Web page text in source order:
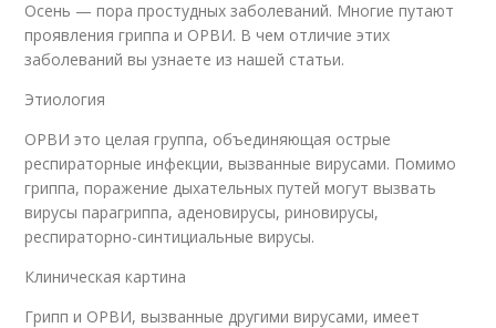
Осень — пора простудных заболеваний. Многие путают
проявления гриппа и ОРВИ. В чем отличие этих
заболеваний вы узнаете из нашей статьи.
Этиология
ОРВИ это целая группа, объединяющая острые
респираторные инфекции, вызванные вирусами. Помимо
гриппа, поражение дыхательных путей могут вызвать
вирусы парагриппа, аденовирусы, риновирусы,
респираторно-синтициальные вирусы.
Клиническая картина
Грипп и ОРВИ, вызванные другими вирусами, имеет